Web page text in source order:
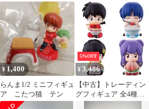
乱馬
ット
¥1,400
らんま1/2 ミニフィギュ
ア こたつ猫 テン
5%OFF
¥ 3,486
【中古】トレーディン
グフィギュア 全4種セ